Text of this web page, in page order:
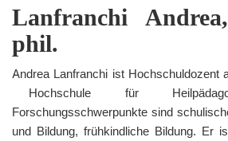
Lanfranchi
phil.
Andrea Lanfranchi ist Hochschuldozent
Hochschule für
Forschungsschwerpunkte sind
und Bildung, frühkindliche Bildung. Er